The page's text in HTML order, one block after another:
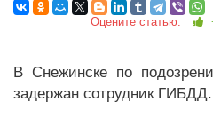
Оцените статью:
В Снежинске по
задержан сотрудник ГИБДД.